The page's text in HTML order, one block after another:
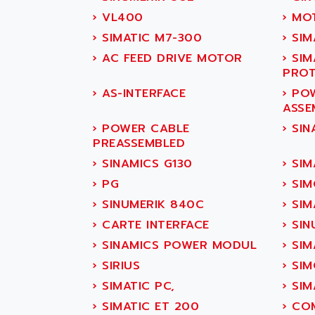
SIMODRIVE
TSX21
C350
15N
PB15
SMC500
SMC200 / 500
PLC-5
NC
SYSMAC
SERVO MOTOR
PERMANENT MAGNET
MOTOR
BPH
MASAP
ACCUTRONICS
ACDC
ACEDIS
ACERIME
ACIM JOUANIN
ACINDUCTO
ACKSYS
ACMA
ACOBAL
ACOMEL
ACOOL
ACOPIAN
ACOPOS
› VL400 ›
› SIMATIC M7-300 ›
› AC FEED DRIVE MOTOR ›
› AS-INTERFACE ›
› POWER CABLE
PREASSEMBLED
›
› SINAMICS G130 ›
› PG ›
› SINUMERIK 840C ›
› CARTE INTERFACE ›
› SINAMICS POWER MODUL ›
› SIRIUS ›
› SIMATIC PC, ›
› SIMATIC ET 200 ›